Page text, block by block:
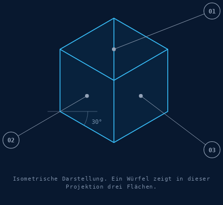
30°
01
02
03
Isometrische Darstellung. Ein Würfel zeigt in dieser
Projektion drei Flächen.